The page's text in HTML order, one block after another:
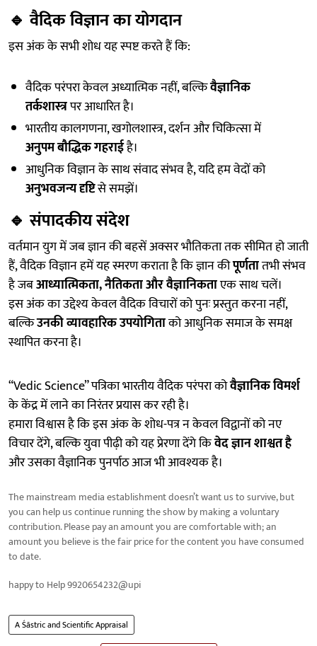
🔹वैदिक विज्ञान का योगदान
इस अंक के सभी शोध यह स्पष्ट करते हैं कि:
वैदिक परंपरा केवल अध्यात्मिक नहीं, बल्किवैज्ञानिक
तर्कशास्त्रपर आधारित है।
भारतीय कालगणना, खगोलशास्त्र, दर्शन और चिकित्सा में
अनुपम बौद्धिक गहराईहै।
आधुनिक विज्ञान के साथ संवाद संभव है, यदि हम वेदों को
अनुभवजन्य दृष्टिसे समझें।
🔹संपादकीय संदेश
वर्तमान युग में जब ज्ञान की बहसें अक्सर भौतिकता तक सीमित हो जाती
हैं, वैदिक विज्ञान हमें यह स्मरण कराता है कि ज्ञान कीपूर्णतातभी संभव
है जबआध्यात्मिकता, नैतिकता और वैज्ञानिकताएक साथ चलें।
इस अंक का उद्देश्य केवल वैदिक विचारों को पुनः प्रस्तुत करना नहीं,
बल्किउनकी व्यावहारिक उपयोगिताको आधुनिक समाज के समक्ष
स्थापित करना है।
“Vedic Science” पत्रिका भारतीय वैदिक परंपरा कोवैज्ञानिक विमर्श
के केंद्र में लाने का निरंतर प्रयास कर रही है।
हमारा विश्वास है कि इस अंक के शोध-पत्र न केवल विद्वानों को नए
विचार देंगे, बल्कि युवा पीढ़ी को यह प्रेरणा देंगे किवेद ज्ञान शाश्वत है
और उसका वैज्ञानिक पुनर्पाठ आज भी आवश्यक है।
The mainstream media establishment doesn’t want us to survive, but
you can help us continue running the show by making a voluntary
contribution. Please pay an amount you are comfortable with; an
amount you believe is the fair price for the content you have consumed
to date.
happy to Help 9920654232@upi
A Śāstric and Scientific Appraisal